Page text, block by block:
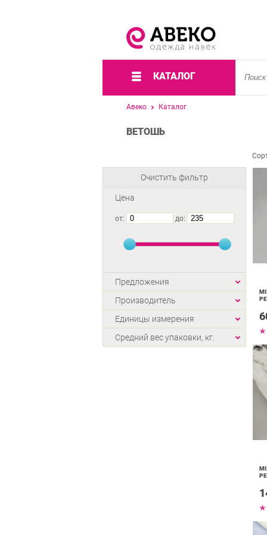
КАТАЛОГ
Авеко Каталог
ВЕТОШЬ
Очистить фильтр
Цена
от: до:
Предложения
Производитель
Единицы измерения
Средний вес упаковки, кг.